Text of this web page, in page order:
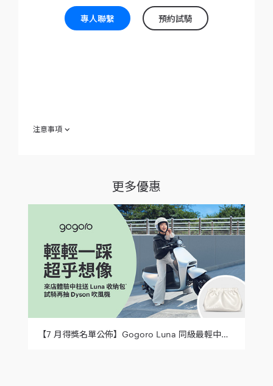
專人聯繫 預約試騎
注意事項
西元（下同）2022 年 2 月 10 日起至 2022 年 3 月 15 日止
「Gogoro」） 直營、加盟門市賞車並完成問卷填寫者（須
非法人或相關團體，下稱「參加人」），即可取得本活動贈
品，及「週週抽台北 W 飯店壯美客房住宿券 乙份」活動之
抽獎資格。本活動贈品之數量有限，贈完即止，每一參加人
至多取得贈品乙個。
活動地點： Gogoro 全台直營與加盟門市 （不含服務中心及
交車中心）。
參加人條件：本活動僅限非 Gogoro 車主參加，且是否為
Gogoro車主應由Gogoro門市人員判定之。
本活動贈品：「 Gogoro 風格環保提袋」。每間門市之贈品
數量有限，送完為止，Gogoro未保證參加者均能獲得活動
贈品。本活動抽獎獎項：台北 Ｗ 飯店 - 壯美客房住宿券 (價
贈品均以實物為準，參加人不得挑選，亦不得要求 Gogoro
更多優惠
【7 月得獎名單公佈】Gogoro Luna 同級最輕中柱等你來試試！來店賞車就送限量收納包，試乘再抽 Dyson 吹風機！